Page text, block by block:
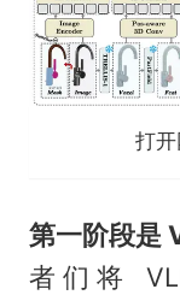
打
第一阶段是
者们将